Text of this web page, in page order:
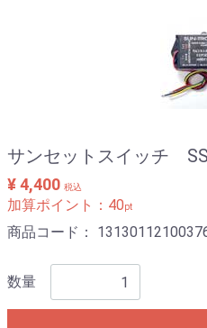
サンセットスイッチ
¥ 4,400 税込
加算ポイント： 40pt
商品コード：
数量